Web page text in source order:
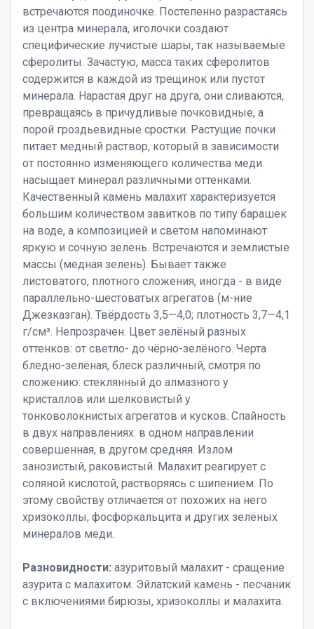
встречаются поодиночке. Постепенно разрастаясь
из центра минерала, иголочки создают
специфические лучистые шары, так называемые
сферолиты. Зачастую, масса таких сферолитов
содержится в каждой из трещинок или пустот
минерала. Нарастая друг на друга, они сливаются,
превращаясь в причудливые почковидные, а
порой гроздьевидные сростки. Растущие почки
питает медный раствор, который в зависимости
от постоянно изменяющего количества меди
насыщает минерал различными оттенками.
Качественный камень малахит характеризуется
большим количеством завитков по типу барашек
на воде, а композицией и светом напоминают
яркую и сочную зелень. Встречаются и землистые
массы (медная зелень). Бывает также
листоватого, плотного сложения, иногда - в виде
параллельно-шестоватых агрегатов (м-ние
Джезказган). Твёрдость 3,5—4,0; плотность 3,7—4,1
г/см³. Непрозрачен. Цвет зелёный разных
оттенков: от светло- до чёрно-зелёного. Черта
бледно-зелёная, блеск различный, смотря по
сложению: стеклянный до алмазного у
кристаллов или шелковистый у
тонковолокнистых агрегатов и кусков. Спайность
в двух направлениях: в одном направлении
совершенная, в другом средняя. Излом
занозистый, раковистый. Малахит реагирует с
соляной кислотой, растворяясь с шипением. По
этому свойству отличается от похожих на него
хризоколлы, фосфоркальцита и других зелёных
минералов меди.
Разновидности: азуритовый малахит - сращение
азурита с малахитом. Эйлатский камень - песчаник
с включениями бирюзы, хризоколлы и малахита.